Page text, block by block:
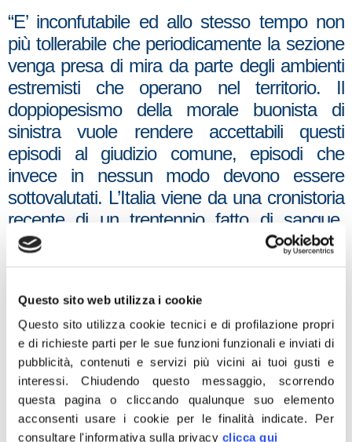
Questo sito web utilizza i cookie
Questo sito utilizza cookie tecnici e di profilazione propri
e di richieste parti per le sue funzioni funzionali e inviati di
pubblicità, contenuti e servizi più vicini ai tuoi gusti e
interessi.Chiudendo questo messaggio, scorrendo
questa pagina o cliccando qualunque suo elemento
acconsenti usare i cookie per le finalità indicate. Per
consultare l'informativa sulla privacy clicca qui
“E’ inconfutabile ed allo stesso tempo non
più tollerabile che periodicamente la sezione
venga presa di mira da parte degli ambienti
estremisti che operano nel territorio. Il
doppiopesismo della morale buonista di
sinistra vuole rendere accettabili questi
episodi al giudizio comune, episodi che
invece in nessun modo devono essere
sottovalutati. L’Italia viene da una cronistoria
recente di un trentennio fatto di sangue,
dove la strategia della tensione non ha
sono mai stati spenti.
In generale, per l’Italia non si è mai
proceduto ad un vero processo di
riappacificazione nazionale; al contrario,
buona parte del centrosinistra ha
volutamente strumentalizzato e rinvigorito il